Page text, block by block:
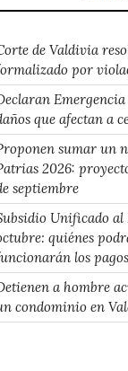
de Valdivia
por
que afectan a
sumar un
2026:
septiembre
Unificado al
quiénes
los pagos
a hombre
condominio en